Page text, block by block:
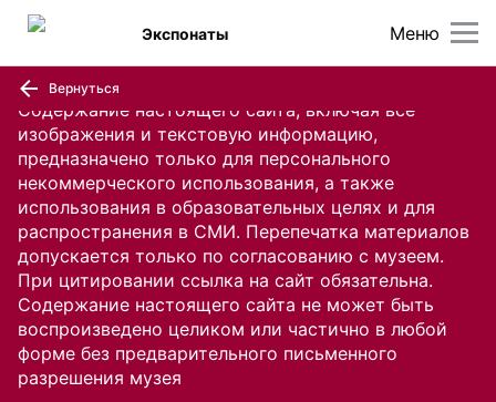
Содержание настоящего сайта, включая все
изображения и текстовую информацию,
предназначено только для персонального
некоммерческого использования, а также
использования в образовательных целях и для
распространения в СМИ. Перепечатка материалов
допускается только по согласованию с музеем.
При цитировании ссылка на сайт обязательна.
Содержание настоящего сайта не может быть
воспроизведено целиком или частично в любой
форме без предварительного письменного
разрешения музея
Меню
Экспонаты
Вернуться